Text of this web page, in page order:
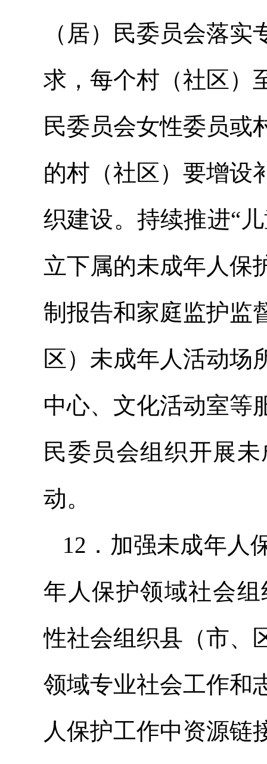
（居）民委员会落实
求，每个村（社区）
民委员会女性委员或
的村（社区）要增设
织建设。持续推进“
立下属的未成年人保
制报告和家庭监护监
区）未成年人活动场
中心、文化活动室等
民委员会组织开展
动。
12．加强未成年人
年人保护领域社会
性社会组织县（市、
领域专业社会工作和
人保护工作中资源链